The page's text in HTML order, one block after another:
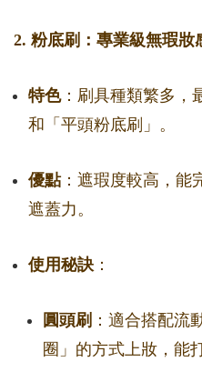
2. 粉底刷：專業級無瑕妝
特色：刷具種類繁多，
和「平頭粉底刷」。
優點：遮瑕度較高，能
遮蓋力。
使用秘訣 ：
圓頭刷 ：適合搭配流
圈」的方式上妝，能